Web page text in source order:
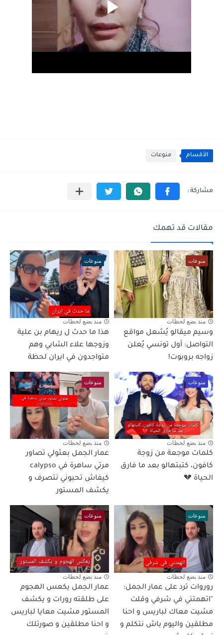
الأقسام منوعات
مقالات قد تهمك
منوعات
منذ بضع لحظات
وسيم ميقالو يُشعل مواقع
التواصل: أول تونسي يُعلن
زواجه بروبوت!
منوعات
منذ بضع لحظات
هذا ما حدث ل ريهام بن علية
وزوجها علاء الشابي وهم
متواجدون في ايران لحظة
منوعات
منذ بضع لحظات
كلمات موجعة من زوجة
كافون، كتبتهالو بعد ما فارق
الحياة 💔
منوعات
منذ بضع لحظات
عمار الجمل بعثولي تصاور
مرتي ساهرة في calypso
كيفاش تحبوني نتصرف و
يكشف المستور
منوعات
منذ بضع لحظات
روروات ترد على عمار الجمل:
"اتهمتني في شرفي وقلت
مشيت معاك لباريس و احنا
مطلقين واليوم باش نتكلم و
منوعات
منذ بضع لحظات
عمار الجمل يكعس الهجوم
على طلقته رورات و يكشف
المستور مشيت معايا لباريس
و احنا مطلقين و صورتلك